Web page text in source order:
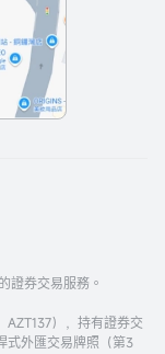
證券交易服務。
），持有證券交
式外匯交易牌照（第3